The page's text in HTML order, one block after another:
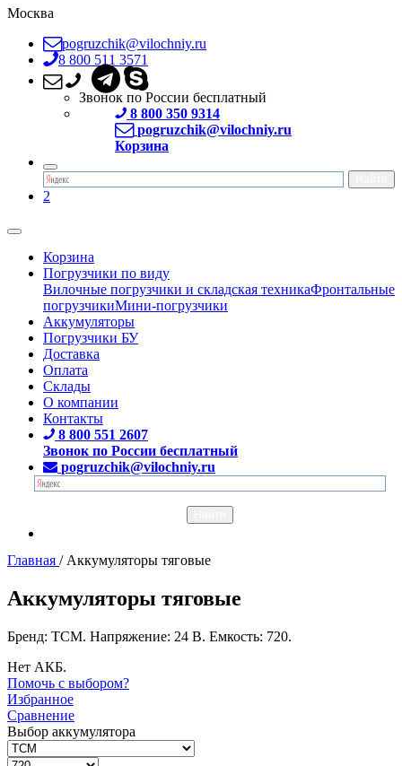
Москва
pogruzchik@vilochniy.ru
8 800 511 3571
Звонок по России бесплатный
8 800 350 9314
pogruzchik@vilochniy.ru
Корзина
2
Корзина
Погрузчики по виду
Вилочные погрузчики и складская техникаФронтальные
погрузчикиМини-погрузчики
Аккумуляторы
Погрузчики БУ
Доставка
Оплата
Склады
О компании
Контакты
8 800 551 2607
Звонок по России бесплатный
pogruzchik@vilochniy.ru
Главная / Аккумуляторы тяговые
Аккумуляторы тяговые
Бренд: TCM. Напряжение: 24 В. Емкость: 720.
Нет АКБ.
Помочь с выбором?
Избранное
Сравнение
Выбор аккумулятора